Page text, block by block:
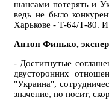
шансами потерять и
ведь не было
Харькове - Т-64/Т-80.
Антон Финько,
- Достигнутые
двусторонних
"Украина",
значение, но носит,